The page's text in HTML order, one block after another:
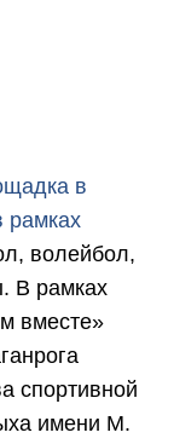
в
рамках
волейбол,
В рамках
вместе»
спортивной
имени М.